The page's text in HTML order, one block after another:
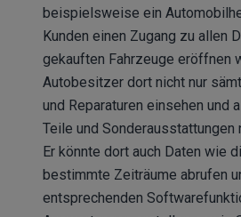
beispielsweise ein
Kunden einen Zugang zu allen
gekauften Fahrzeuge eröffnen
Autobesitzer dort nicht nur
und Reparaturen einsehen und
Teile und Sonderausstattungen
Er könnte dort auch Daten wie
bestimmte Zeiträume abrufen
entsprechenden